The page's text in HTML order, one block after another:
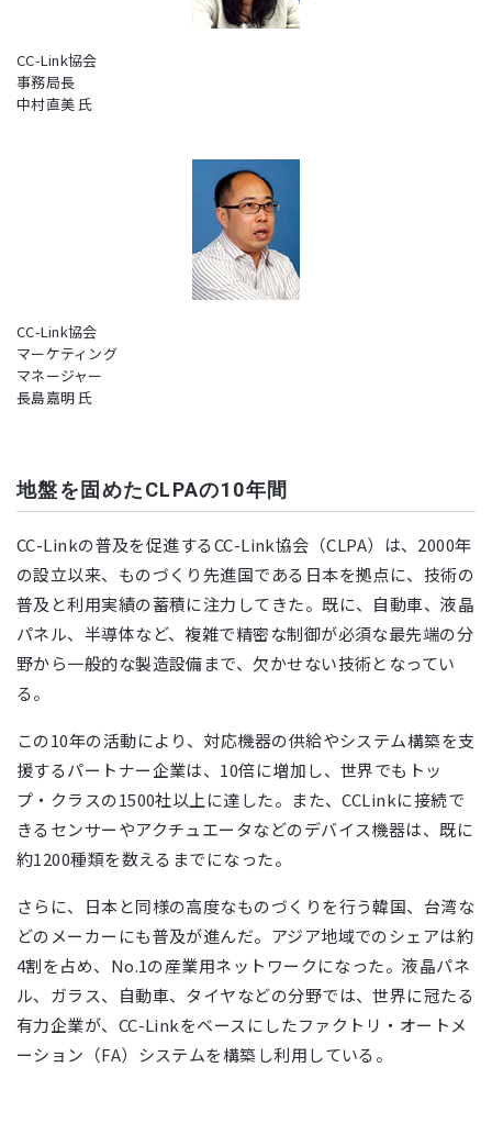
CC-Link協会
事務局長
中村直美 氏
CC-Link協会
マーケティング
マネージャー
長島嘉明 氏
地盤を固めたCLPAの10年間
CC-Linkの普及を促進するCC-Link協会（CLPA）は、2000年
の設立以来、ものづくり先進国である日本を拠点に、技術の
普及と利用実績の蓄積に注力してきた。既に、自動車、液晶
パネル、半導体など、複雑で精密な制御が必須な最先端の分
野から一般的な製造設備まで、欠かせない技術となってい
る。
この10年の活動により、対応機器の供給やシステム構築を支
援するパートナー企業は、10倍に増加し、世界でもトッ
プ・クラスの1500社以上に達した。また、CCLinkに接続で
きるセンサーやアクチュエータなどのデバイス機器は、既に
約1200種類を数えるまでになった。
さらに、日本と同様の高度なものづくりを行う韓国、台湾な
どのメーカーにも普及が進んだ。アジア地域でのシェアは約
4割を占め、No.1の産業用ネットワークになった。液晶パネ
ル、ガラス、自動車、タイヤなどの分野では、世界に冠たる
有力企業が、CC-Linkをベースにしたファクトリ・オートメ
ーション（FA）システムを構築し利用している。